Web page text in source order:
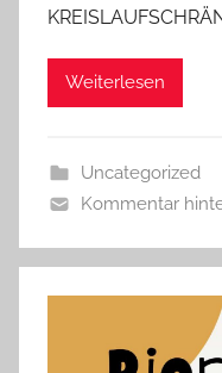
Weiterlesen
Uncategorized
Kommentar